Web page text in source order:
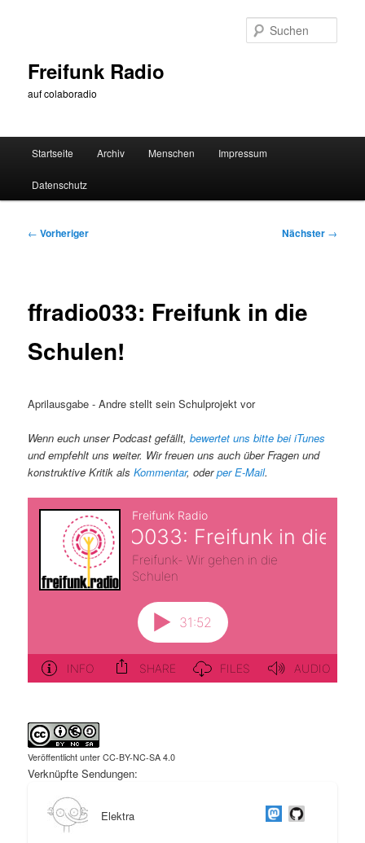
Freifunk Radio
auf colaboradio
Startseite Archiv Menschen Impressum
Datenschutz
Beitragsnavigation
← Vorheriger Nächster →
ffradio033: Freifunk in die
Schulen!
Aprilausgabe - Andre stellt sein Schulprojekt vor
Wenn euch unser Podcast gefällt,bewertet uns bitte bei iTunes
und empfehlt uns weiter. Wir freuen uns auch über Fragen und
konstruktive Kritik alsKommentar, oderper E-Mail.
Veröffentlicht unter CC-BY-NC-SA 4.0
Verknüpfte Sendungen:
Elektra